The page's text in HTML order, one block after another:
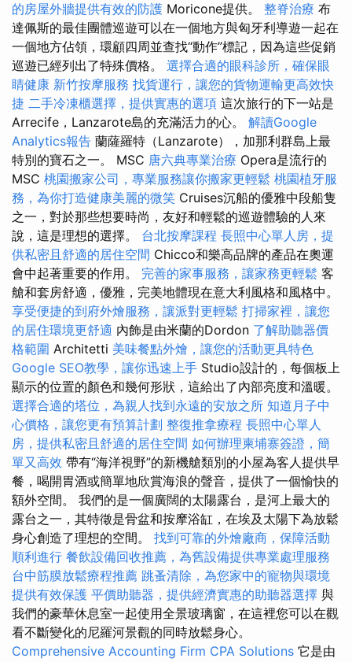
的房屋外牆提供有效的防護 Moricone提供。 整脊治療 布
達佩斯的最佳團體巡遊可以在一個地方與匈牙利導遊一起在
一個地方佔領，環顧四周並查找“動作”標記，因為這些促銷
巡遊已經列出了特殊價格。 選擇合適的眼科診所，確保眼
睛健康 新竹按摩服務 找貨運行，讓您的貨物運輸更高效快
捷 二手冷凍櫃選擇，提供實惠的選項 這次旅行的下一站是
Arrecife，Lanzarote島的充滿活力的心。 解讀Google
Analytics報告 蘭薩羅特（Lanzarote），加那利群島上最
特別的寶石之一。 MSC 唐六典專業治療 Opera是流行的
MSC 桃園搬家公司，專業服務讓你搬家更輕鬆 桃園植牙服
務，為你打造健康美麗的微笑 Cruises沉船的優雅中段船隻
之一，對於那些想要時尚，友好和輕鬆的巡遊體驗的人來
說，這是理想的選擇。 台北按摩課程 長照中心單人房，提
供私密且舒適的居住空間 Chicco和樂高品牌的產品在奧運
會中起著重要的作用。 完善的家事服務，讓家務更輕鬆 客
艙和套房舒適，優雅，完美地體現在意大利風格和風格中。
享受便捷的到府外燴服務，讓派對更輕鬆 打掃家裡，讓您
的居住環境更舒適 內飾是由米蘭的Dordon 了解助聽器價
格範圍 Architetti 美味餐點外燴，讓您的活動更具特色
Google SEO教學，讓你迅速上手 Studio設計的，每個板上
顯示的位置的顏色和幾何形狀，這給出了內部亮度和溫暖。
選擇合適的塔位，為親人找到永遠的安放之所 知道月子中
心價格，讓您更有預算計劃 整復推拿療程 長照中心單人
房，提供私密且舒適的居住空間 如何辦理柬埔寨簽證，簡
單又高效 帶有“海洋視野”的新機艙類別的小屋為客人提供早
餐，喝開胃酒或簡單地欣賞海浪的聲音，提供了一個愉快的
額外空間。 我們的是一個廣闊的太陽露台，是河上最大的
露台之一，其特徵是骨盆和按摩浴缸，在埃及太陽下為放鬆
身心創造了理想的空間。 找到可靠的外燴廠商，保障活動
順利進行 餐飲設備回收推薦，為舊設備提供專業處理服務
台中筋膜放鬆療程推薦 跳蚤清除，為您家中的寵物與環境
提供有效保護 平價助聽器，提供經濟實惠的助聽器選擇 與
我們的豪華休息室一起使用全景玻璃窗，在這裡您可以在觀
看不斷變化的尼羅河景觀的同時放鬆身心。
Comprehensive Accounting Firm CPA Solutions 它是由